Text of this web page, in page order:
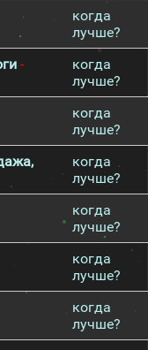
когда
лучше?
-
когда
лучше?
когда
лучше?
когда
лучше?
когда
лучше?
когда
лучше?
когда
лучше?